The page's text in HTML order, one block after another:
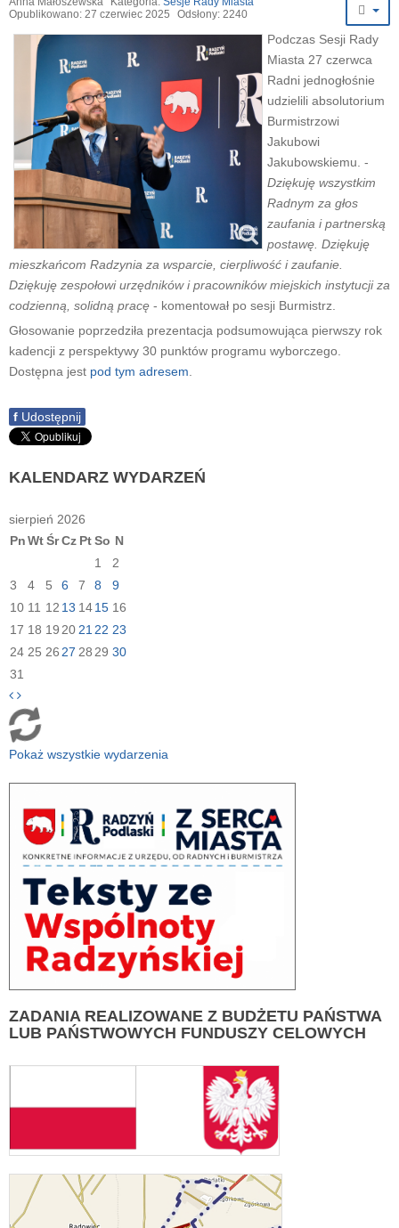
Opublikowano: 27 czerwiec 2025
Odsłony: 2240
Podczas Sesji Rady
Miasta 27 czerwca
Radni jednogłośnie
udzielili absolutorium
Burmistrzowi
Jakubowi
Jakubowskiemu. -
Dziękuję wszystkim
Radnym za głos
zaufania i partnerską
postawę. Dziękuję
mieszkańcom Radzynia za wsparcie, cierpliwość i zaufanie.
Dziękuję zespołowi urzędników i pracowników miejskich instytucji za
codzienną, solidną pracę - komentował po sesji Burmistrz.
Głosowanie poprzedziła prezentacja podsumowująca pierwszy rok
kadencji z perspektywy 30 punktów programu wyborczego.
Dostępna jest pod tym adresem
f Udostępnij
KALENDARZ WYDARZEŃ
sierpień 2026
PnWtŚrCz PtSo N
1
2
3
4 5 6 7 8
9
10 11 12 13 1415 16
17 18 19 20 21 22 23
24 25 26 27 28 29 30
31
Pokaż wszystkie wydarzenia
ZADANIA REALIZOWANE Z BUDŻETU PAŃSTWA
LUB PAŃSTWOWYCH FUNDUSZY CELOWYCH